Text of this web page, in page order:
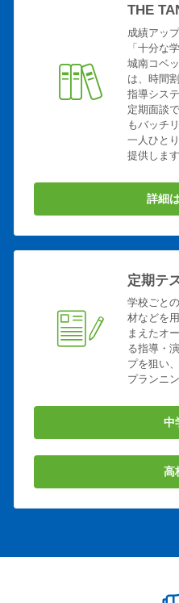
THE
成績アッ
「十分な
城南コベ
は、時間
指導シス
定期面談
もバッチリ
一人ひと
提供します
詳細
定期テ
学校ごと
材などを
まえたオ
る指導・
プを狙い
プランニ
中
高